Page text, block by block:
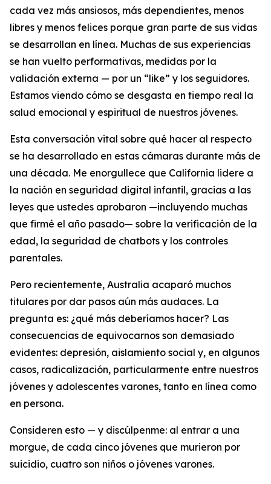
cada vez más ansiosos, más dependientes, menos
libres y menos felices porque gran parte de sus vidas
se desarrollan en línea. Muchas de sus experiencias
se han vuelto performativas, medidas por la
validación externa — por un “like” y los seguidores.
Estamos viendo cómo se desgasta en tiempo real la
salud emocional y espiritual de nuestros jóvenes.
Esta conversación vital sobre qué hacer al respecto
se ha desarrollado en estas cámaras durante más de
una década. Me enorgullece que California lidere a
la nación en seguridad digital infantil, gracias a las
leyes que ustedes aprobaron —incluyendo muchas
que firmé el año pasado— sobre la verificación de la
edad, la seguridad de chatbots y los controles
parentales.
Pero recientemente, Australia acaparó muchos
titulares por dar pasos aún más audaces. La
pregunta es: ¿qué más deberíamos hacer? Las
consecuencias de equivocarnos son demasiado
evidentes: depresión, aislamiento social y, en algunos
casos, radicalización, particularmente entre nuestros
jóvenes y adolescentes varones, tanto en línea como
en persona.
Consideren esto — y discúlpenme: al entrar a una
morgue, de cada cinco jóvenes que murieron por
suicidio, cuatro son niños o jóvenes varones.